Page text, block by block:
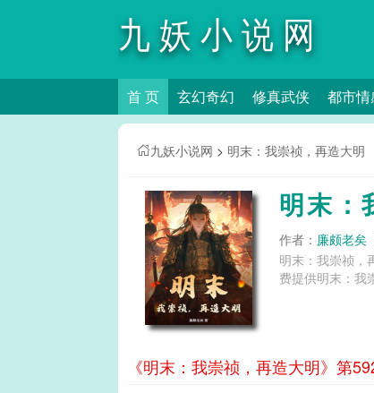
九妖小说网
首 页 玄幻奇幻 修真武侠 都市情
九妖小说网 > 明末：我崇祯，再造大明
明末：
作者： 廉颇老矣
明末：我崇祯，
费提供明末：我
《明末：我崇祯，再造大明》第